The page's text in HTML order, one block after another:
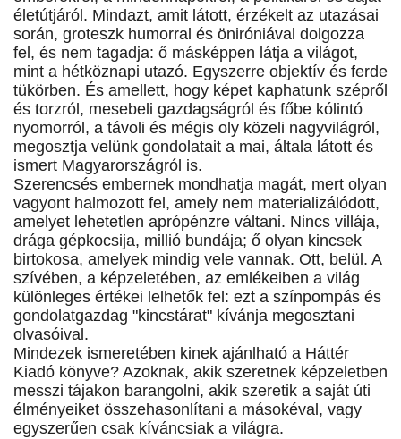
életútjáról. Mindazt, amit látott, érzékelt az utazásai
során, groteszk humorral és öniróniával dolgozza
fel, és nem tagadja: ő másképpen látja a világot,
mint a hétköznapi utazó. Egyszerre objektív és ferde
tükörben. És amellett, hogy képet kaphatunk szépről
és torzról, mesebeli gazdagságról és főbe kólintó
nyomorról, a távoli és mégis oly közeli nagyvilágról,
megosztja velünk gondolatait a mai, általa látott és
ismert Magyarországról is.
Szerencsés embernek mondhatja magát, mert olyan
vagyont halmozott fel, amely nem materializálódott,
amelyet lehetetlen aprópénzre váltani. Nincs villája,
drága gépkocsija, millió bundája; ő olyan kincsek
birtokosa, amelyek mindig vele vannak. Ott, belül. A
szívében, a képzeletében, az emlékeiben a világ
különleges értékei lelhetők fel: ezt a színpompás és
gondolatgazdag "kincstárat" kívánja megosztani
olvasóival.
Mindezek ismeretében kinek ajánlható a Háttér
Kiadó könyve? Azoknak, akik szeretnek képzeletben
messzi tájakon barangolni, akik szeretik a saját úti
élményeiket összehasonlítani a másokéval, vagy
egyszerűen csak kíváncsiak a világra.